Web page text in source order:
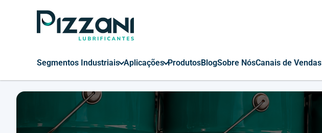
Segmentos Industriais Aplicações ProdutosBlogSobre NósCanais de Vendas